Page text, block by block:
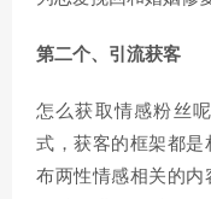
第二个、引流获客
怎么获取情感粉丝
式，获客的框架都
布两性情感相关的内